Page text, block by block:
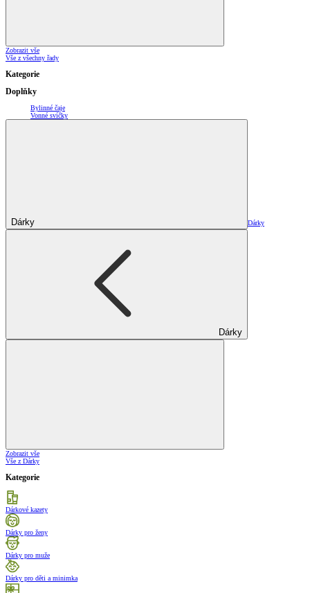
Zobrazit vše
Vše z všechny řady
Kategorie
Doplňky
Bylinné čaje
Vonné svíčky
Dárky Dárky
Dárky
Zobrazit vše
Vše z Dárky
Kategorie
Dárkové kazety
Dárky pro ženy
Dárky pro muže
Dárky pro děti a minimka